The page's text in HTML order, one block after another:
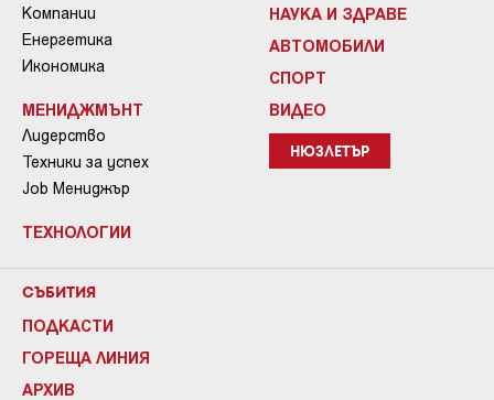
Компании
Енергетика
Икономика
МЕНИДЖМЪНТ
Лидерство
Техники за успех
Job Мениджър
ТЕХНОЛОГИИ
НАУКА И ЗДРАВЕ
АВТОМОБИЛИ
СПОРТ
ВИДЕО
НЮЗЛЕТЪР
СЪБИТИЯ
ПОДКАСТИ
ГОРЕЩА ЛИНИЯ
АРХИВ